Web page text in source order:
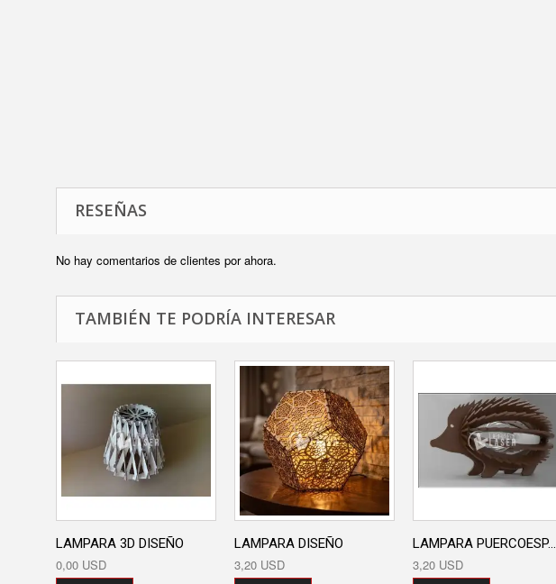
RESEÑAS
No hay comentarios de clientes por ahora.
TAMBIÉN TE PODRÍA INTERESAR
LAMPARA 3D DISEÑO
0,00 USD
LAMPARA DISEÑO
3,20 USD
LAMPARA PUERCOESP...
3,20 USD